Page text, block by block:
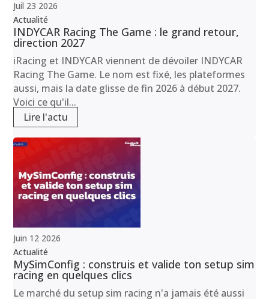
Juil 23 2026
Actualité
INDYCAR Racing The Game : le grand retour,
direction 2027
iRacing et INDYCAR viennent de dévoiler INDYCAR
Racing The Game. Le nom est fixé, les plateformes
aussi, mais la date glisse de fin 2026 à début 2027.
Voici ce qu'il...
Lire l'actu
Juin 12 2026
Actualité
MySimConfig : construis et valide ton setup sim
racing en quelques clics
Le marché du setup sim racing n'a jamais été aussi